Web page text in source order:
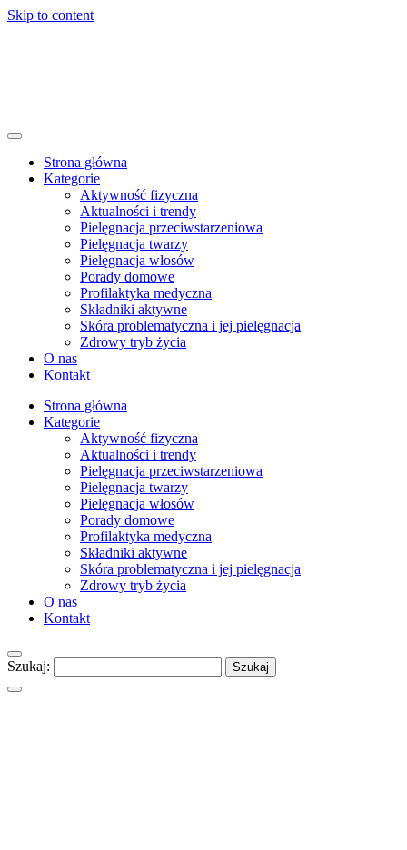
Skip to content
Strona główna
Kategorie
Aktywność fizyczna
Aktualności i trendy
Pielęgnacja przeciwstarzeniowa
Pielęgnacja twarzy
Pielęgnacja włosów
Porady domowe
Profilaktyka medyczna
Składniki aktywne
Skóra problematyczna i jej pielęgnacja
Zdrowy tryb życia
O nas
Kontakt
Strona główna
Kategorie
Aktywność fizyczna
Aktualności i trendy
Pielęgnacja przeciwstarzeniowa
Pielęgnacja twarzy
Pielęgnacja włosów
Porady domowe
Profilaktyka medyczna
Składniki aktywne
Skóra problematyczna i jej pielęgnacja
Zdrowy tryb życia
O nas
Kontakt
Szukaj: